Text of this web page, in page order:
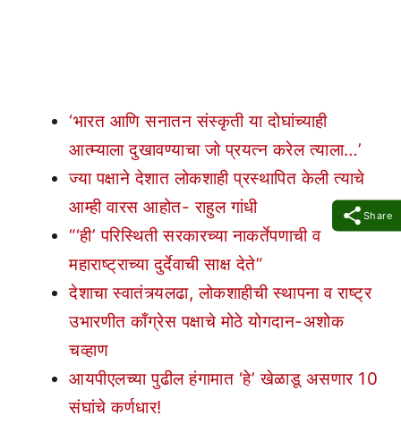
Share
‘भारत आणि सनातन संस्कृती या दोघांच्याही
आत्म्याला दुखावण्याचा जो प्रयत्न करेल त्याला…’
ज्या पक्षाने देशात लोकशाही प्रस्थापित केली त्याचे
आम्ही वारस आहोत- राहुल गांधी
“‘ही’ परिस्थिती सरकारच्या नाकर्तेपणाची व
महाराष्ट्राच्या दुर्देवाची साक्ष देते”
देशाचा स्वातंत्र्यलढा, लोकशाहीची स्थापना व राष्ट्र
उभारणीत काँग्रेस पक्षाचे मोठे योगदान-अशोक
चव्हाण
आयपीएलच्या पुढील हंगामात ‘हे’ खेळाडू असणार 10
संघांचे कर्णधार!